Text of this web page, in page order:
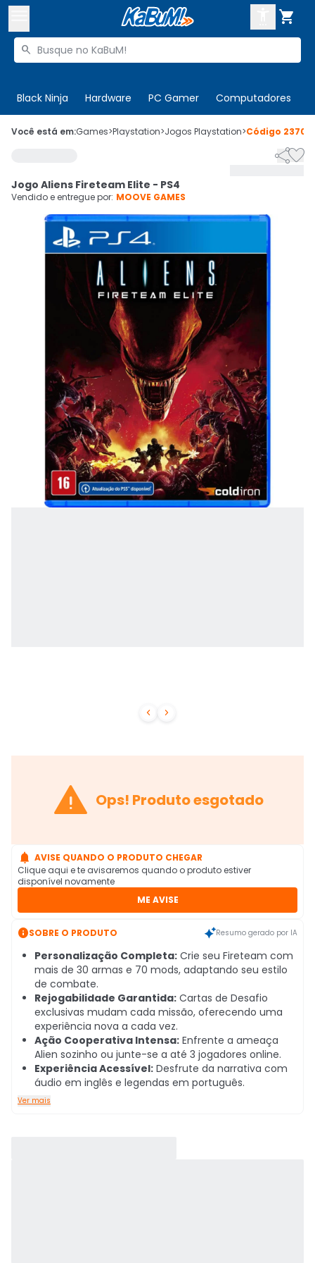

Buscar produtos

Black Ninja Hardware PC Gamer Computadores
 Olá. Acesse sua conta
Cupons
Mais Vendidos
Ativar tradutor em libras
CADASTRE-SE
Você está em:Games>Playstation>Jogos Playstation>Código
 

Jogo Aliens Fireteam Elite - PS4
Vendido e entregue por: MOOVE GAMES
 Ops! Produto esgotado
 AVISE QUANDO O PRODUTO CHEGAR
Clique aqui e te avisaremos quando o produto estiver
disponível novamente
ME AVISE
SOBRE O PRODUTO Resumo gerado por IA
Personalização Completa: Crie seu Fireteam com
mais de 30 armas e 70 mods, adaptando seu estilo
de combate.
Rejogabilidade Garantida: Cartas de Desafio
exclusivas mudam cada missão, oferecendo uma
experiência nova a cada vez.
Ação Cooperativa Intensa: Enfrente a ameaça
Alien sozinho ou junte-se a até 3 jogadores online.
Experiência Acessível: Desfrute da narrativa com
áudio em inglês e legendas em português.
Ver mais